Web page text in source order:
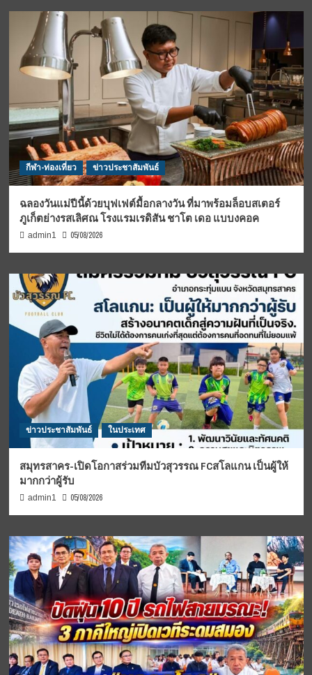
กีฬา-ท่องเที่ยว ข่าวประชาสัมพันธ์
ฉลองวันแม่ปีนี้ด้วยบุฟเฟต์มื้อกลางวัน ที่มาพร้อมล็อบสเตอร์
ภูเก็ตย่างรสเลิศณ โรงแรมเรดิสัน ชาโต เดอ แบบงคอค
admin1 05/08/2026
ข่าวประชาสัมพันธ์ ในประเทศ
สมุทรสาคร-เปิดโอกาสร่วมทีมบัวสุวรรณ FCสโลแกน เป็นผู้ให้
มากกว่าผู้รับ
admin1 05/08/2026